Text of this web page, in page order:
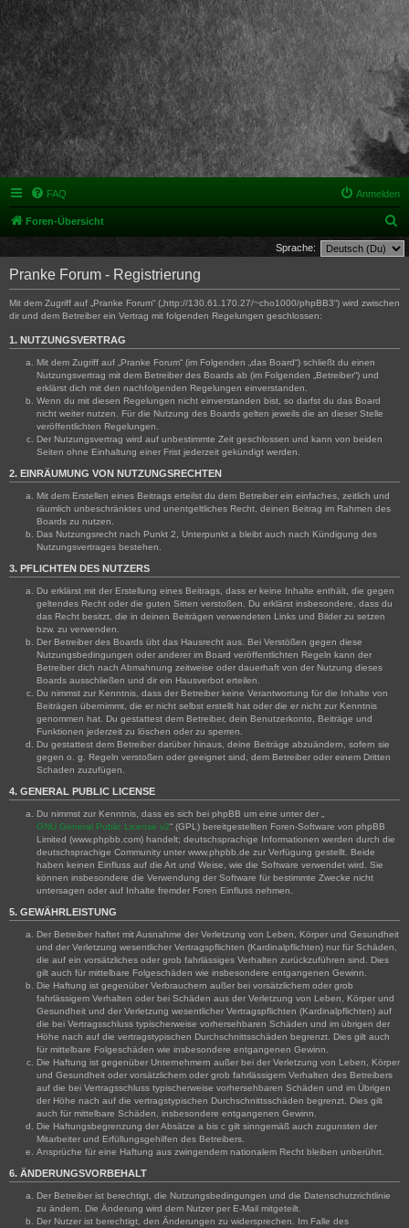
FAQ Anmelden
Foren-Übersicht
u
Sprache:
Pranke Forum - Registrierung
Mit dem Zugriff auf „Pranke Forum“ („http://130.61.170.27/~cho1000/phpBB3“) wird zwischen
dir und dem Betreiber ein Vertrag mit folgenden Regelungen geschlossen:
1. NUTZUNGSVERTRAG
Mit dem Zugriff auf „Pranke Forum“ (im Folgenden „das Board“) schließt du einen
Nutzungsvertrag mit dem Betreiber des Boards ab (im Folgenden „Betreiber“) und
erklärst dich mit den nachfolgenden Regelungen einverstanden.
Wenn du mit diesen Regelungen nicht einverstanden bist, so darfst du das Board
nicht weiter nutzen. Für die Nutzung des Boards gelten jeweils die an dieser Stelle
veröffentlichten Regelungen.
Der Nutzungsvertrag wird auf unbestimmte Zeit geschlossen und kann von beiden
Seiten ohne Einhaltung einer Frist jederzeit gekündigt werden.
2. EINRÄUMUNG VON NUTZUNGSRECHTEN
Mit dem Erstellen eines Beitrags erteilst du dem Betreiber ein einfaches, zeitlich und
räumlich unbeschränktes und unentgeltliches Recht, deinen Beitrag im Rahmen des
Boards zu nutzen.
Das Nutzungsrecht nach Punkt 2, Unterpunkt a bleibt auch nach Kündigung des
Nutzungsvertrages bestehen.
3. PFLICHTEN DES NUTZERS
Du erklärst mit der Erstellung eines Beitrags, dass er keine Inhalte enthält, die gegen
geltendes Recht oder die guten Sitten verstoßen. Du erklärst insbesondere, dass du
das Recht besitzt, die in deinen Beiträgen verwendeten Links und Bilder zu setzen
bzw. zu verwenden.
Der Betreiber des Boards übt das Hausrecht aus. Bei Verstößen gegen diese
Nutzungsbedingungen oder anderer im Board veröffentlichten Regeln kann der
Betreiber dich nach Abmahnung zeitweise oder dauerhaft von der Nutzung dieses
Boards ausschließen und dir ein Hausverbot erteilen.
Du nimmst zur Kenntnis, dass der Betreiber keine Verantwortung für die Inhalte von
Beiträgen übernimmt, die er nicht selbst erstellt hat oder die er nicht zur Kenntnis
genommen hat. Du gestattest dem Betreiber, dein Benutzerkonto, Beiträge und
Funktionen jederzeit zu löschen oder zu sperren.
Du gestattest dem Betreiber darüber hinaus, deine Beiträge abzuändern, sofern sie
gegen o. g. Regeln verstoßen oder geeignet sind, dem Betreiber oder einem Dritten
Schaden zuzufügen.
4. GENERAL PUBLIC LICENSE
Du nimmst zur Kenntnis, dass es sich bei phpBB um eine unter der „
GNU General Public License v2“ (GPL) bereitgestellten Foren-Software von phpBB
Limited (www.phpbb.com) handelt; deutschsprachige Informationen werden durch die
deutschsprachige Community unter www.phpbb.de zur Verfügung gestellt. Beide
haben keinen Einfluss auf die Art und Weise, wie die Software verwendet wird. Sie
können insbesondere die Verwendung der Software für bestimmte Zwecke nicht
untersagen oder auf Inhalte fremder Foren Einfluss nehmen.
5. GEWÄHRLEISTUNG
Der Betreiber haftet mit Ausnahme der Verletzung von Leben, Körper und Gesundheit
und der Verletzung wesentlicher Vertragspflichten (Kardinalpflichten) nur für Schäden,
die auf ein vorsätzliches oder grob fahrlässiges Verhalten zurückzuführen sind. Dies
gilt auch für mittelbare Folgeschäden wie insbesondere entgangenen Gewinn.
Die Haftung ist gegenüber Verbrauchern außer bei vorsätzlichem oder grob
fahrlässigem Verhalten oder bei Schäden aus der Verletzung von Leben, Körper und
Gesundheit und der Verletzung wesentlicher Vertragspflichten (Kardinalpflichten) auf
die bei Vertragsschluss typischerweise vorhersehbaren Schäden und im übrigen der
Höhe nach auf die vertragstypischen Durchschnittsschäden begrenzt. Dies gilt auch
für mittelbare Folgeschäden wie insbesondere entgangenen Gewinn.
Die Haftung ist gegenüber Unternehmern außer bei der Verletzung von Leben, Körper
und Gesundheit oder vorsätzlichem oder grob fahrlässigem Verhalten des Betreibers
auf die bei Vertragsschluss typischerweise vorhersehbaren Schäden und im Übrigen
der Höhe nach auf die vertragstypischen Durchschnittsschäden begrenzt. Dies gilt
auch für mittelbare Schäden, insbesondere entgangenen Gewinn.
Die Haftungsbegrenzung der Absätze a bis c gilt sinngemäß auch zugunsten der
Mitarbeiter und Erfüllungsgehilfen des Betreibers.
Ansprüche für eine Haftung aus zwingendem nationalem Recht bleiben unberührt.
6. ÄNDERUNGSVORBEHALT
Der Betreiber ist berechtigt, die Nutzungsbedingungen und die Datenschutzrichtlinie
zu ändern. Die Änderung wird dem Nutzer per E-Mail mitgeteilt.
Der Nutzer ist berechtigt, den Änderungen zu widersprechen. Im Falle des